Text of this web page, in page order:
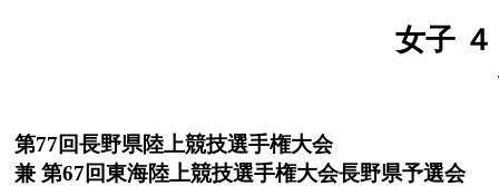
女子
第77回長野県陸上競技選手権大会
兼 第67回東海陸上競技選手権大会長野県予選会